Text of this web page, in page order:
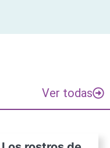
Ver todas